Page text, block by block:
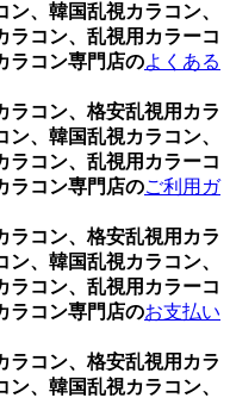
、韓国乱視カラコン、
ラコン、乱視用カラーコ
ラコン専門店のよくある
ラコン、格安乱視用カラ
、韓国乱視カラコン、
ラコン、乱視用カラーコ
ラコン専門店のご利用ガ
ラコン、格安乱視用カラ
、韓国乱視カラコン、
ラコン、乱視用カラーコ
ラコン専門店のお支払い
ラコン、格安乱視用カラ
、韓国乱視カラコン、